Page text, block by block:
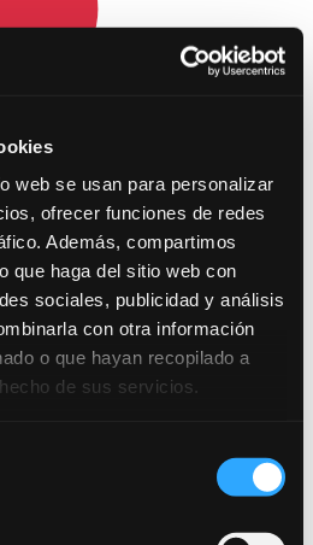
web se usan para personalizar
ofrecer funciones de redes
Además, compartimos
que haga del sitio web con
sociales, publicidad y análisis
con otra información
o que hayan recopilado a
de sus servicios.
el
24 de octubre